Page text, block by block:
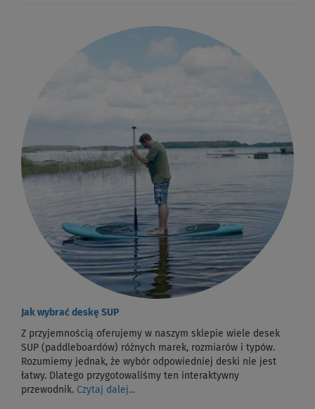
Jak wybrać deskę SUP
Z przyjemnością oferujemy w naszym sklepie wiele desek
SUP (paddleboardów) różnych marek, rozmiarów i typów.
Rozumiemy jednak, że wybór odpowiedniej deski nie jest
łatwy. Dlatego przygotowaliśmy ten interaktywny
przewodnik. Czytaj dalej...